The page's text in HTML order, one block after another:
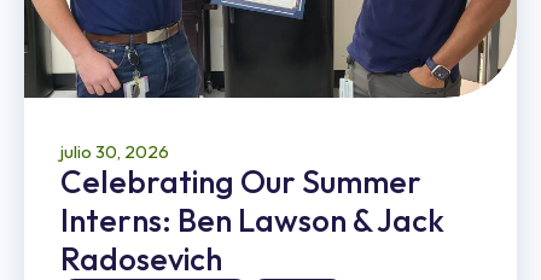
julio 30, 2026
Celebrating Our Summer
Interns: Ben Lawson & Jack
Radosevich